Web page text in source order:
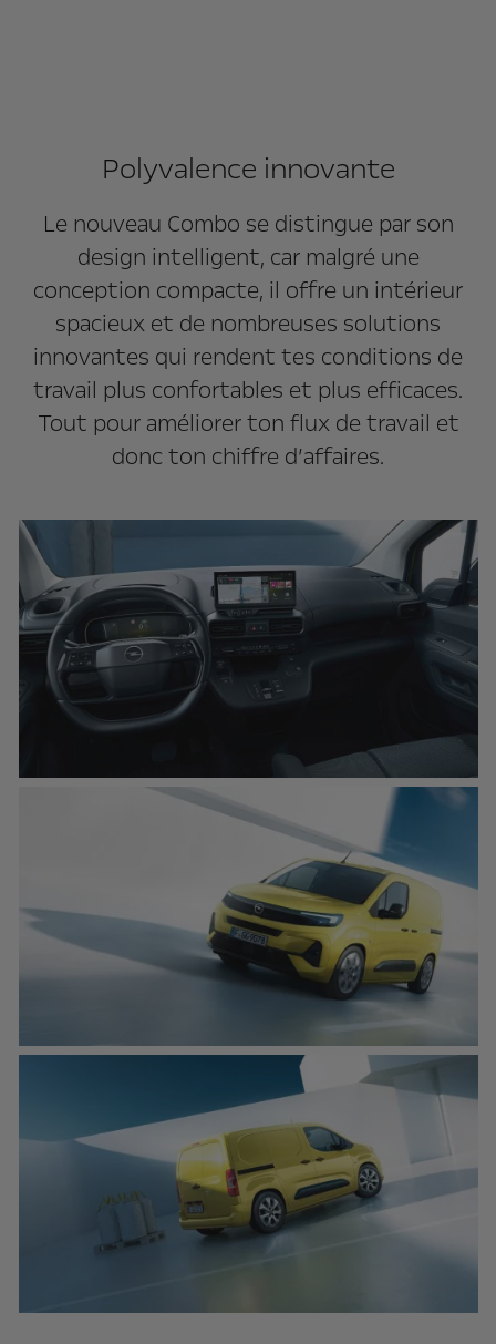
Polyvalence innovante
Le nouveau Combo se distingue par son
design intelligent, car malgré une
conception compacte, il offre un intérieur
spacieux et de nombreuses solutions
innovantes qui rendent tes conditions de
travail plus confortables et plus efficaces.
Tout pour améliorer ton flux de travail et
donc ton chiffre d’affaires.